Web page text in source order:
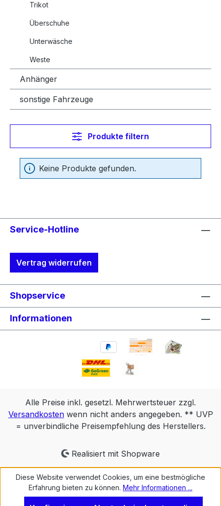
Trikot
Überschuhe
Unterwäsche
Weste
Anhänger
sonstige Fahrzeuge
Produkte filtern
Keine Produkte gefunden.
Service-Hotline
Vertrag widerrufen
Shopservice
Informationen
Alle Preise inkl. gesetzl. Mehrwertsteuer zzgl.
Versandkostenwenn nicht anders angegeben. ** UVP
= unverbindliche Preisempfehlung des Herstellers.
Realisiert mit Shopware
Diese Website verwendet Cookies, um eine bestmögliche
Erfahrung bieten zu können. Mehr Informationen ...